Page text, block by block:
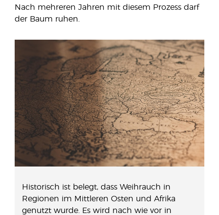
Nach mehreren Jahren mit diesem Prozess darf
der Baum ruhen.
Historisch ist belegt, dass Weihrauch in
Regionen im Mittleren Osten und Afrika
genutzt wurde. Es wird nach wie vor in